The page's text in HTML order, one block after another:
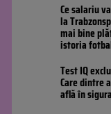
Ce salariu
la
mai bine
istoria
Test IQ
Care dintre
află în